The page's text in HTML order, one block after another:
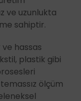
ve uzunlukta
sahiptir.
hassas
plastik gibi
ölçüm